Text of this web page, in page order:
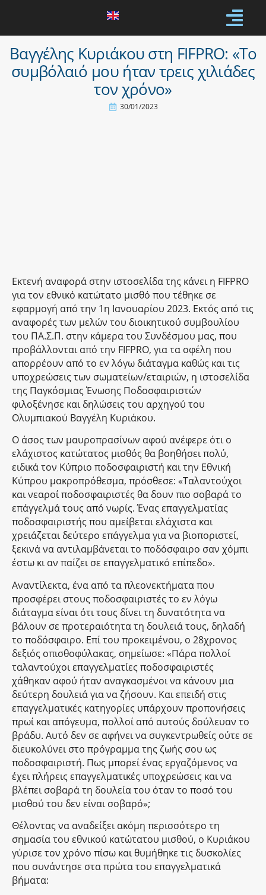
Βαγγέλης Κυριάκου στη FIFPRO: «Το
συμβόλαιό μου ήταν τρεις χιλιάδες
τον χρόνο»
30/01/2023
Εκτενή αναφορά στην ιστοσελίδα της κάνει η FIFPRO
για τον εθνικό κατώτατο μισθό που τέθηκε σε
εφαρμογή από την 1η Ιανουαρίου 2023. Εκτός από τις
αναφορές των μελών του διοικητικού συμβουλίου
του ΠΑ.Σ.Π. στην κάμερα του Συνδέσμου μας, που
προβάλλονται από την FIFPRO, για τα οφέλη που
απορρέουν από το εν λόγω διάταγμα καθώς και τις
υποχρεώσεις των σωματείων/εταιριών, η ιστοσελίδα
της Παγκόσμιας Ένωσης Ποδοσφαιριστών
φιλοξένησε και δηλώσεις του αρχηγού του
Ολυμπιακού Βαγγέλη Κυριάκου.
Ο άσος των μαυροπρασίνων αφού ανέφερε ότι ο
ελάχιστος κατώτατος μισθός θα βοηθήσει πολύ,
ειδικά τον Κύπριο ποδοσφαιριστή και την Εθνική
Κύπρου μακροπρόθεσμα, πρόσθεσε: «Ταλαντούχοι
και νεαροί ποδοσφαιριστές θα δουν πιο σοβαρά το
επάγγελμά τους από νωρίς. Ένας επαγγελματίας
ποδοσφαιριστής που αμείβεται ελάχιστα και
χρειάζεται δεύτερο επάγγελμα για να βιοποριστεί,
ξεκινά να αντιλαμβάνεται το ποδόσφαιρο σαν χόμπι
έστω κι αν παίζει σε επαγγελματικό επίπεδο».
Αναντίλεκτα, ένα από τα πλεονεκτήματα που
προσφέρει στους ποδοσφαιριστές το εν λόγω
διάταγμα είναι ότι τους δίνει τη δυνατότητα να
βάλουν σε προτεραιότητα τη δουλειά τους, δηλαδή
το ποδόσφαιρο. Επί του προκειμένου, ο 28χρονος
δεξιός οπισθοφύλακας, σημείωσε: «Πάρα πολλοί
ταλαντούχοι επαγγελματίες ποδοσφαιριστές
χάθηκαν αφού ήταν αναγκασμένοι να κάνουν μια
δεύτερη δουλειά για να ζήσουν. Και επειδή στις
επαγγελματικές κατηγορίες υπάρχουν προπονήσεις
πρωί και απόγευμα, πολλοί από αυτούς δούλευαν το
βράδυ. Αυτό δεν σε αφήνει να συγκεντρωθείς ούτε σε
διευκολύνει στο πρόγραμμα της ζωής σου ως
ποδοσφαιριστή. Πως μπορεί ένας εργαζόμενος να
έχει πλήρεις επαγγελματικές υποχρεώσεις και να
βλέπει σοβαρά τη δουλεία του όταν το ποσό του
μισθού του δεν είναι σοβαρό»;
Θέλοντας να αναδείξει ακόμη περισσότερο τη
σημασία του εθνικού κατώτατου μισθού, ο Κυριάκου
γύρισε τον χρόνο πίσω και θυμήθηκε τις δυσκολίες
που συνάντησε στα πρώτα του επαγγελματικά
βήματα: